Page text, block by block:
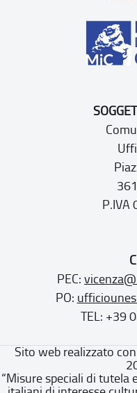
P.IVA
PEC:
PO:
TEL: +39
Sito web realizzato
“Misure speciali di tutela